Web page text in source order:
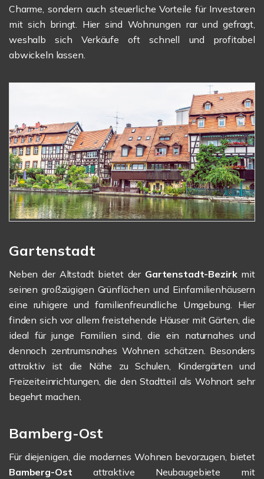
Charme, sondern auch steuerliche Vorteile für Investoren
mit sich bringt. Hier sind Wohnungen rar und gefragt,
weshalb sich Verkäufe oft schnell und profitabel
abwickeln lassen.
Gartenstadt
Neben der Altstadt bietet der Gartenstadt-Bezirkmit
seinen großzügigen Grünflächen und Einfamilienhäusern
eine ruhigere und familienfreundliche Umgebung. Hier
finden sich vor allem freistehende Häuser mit Gärten, die
ideal für junge Familien sind, die ein naturnahes und
dennoch zentrumsnahes Wohnen schätzen. Besonders
attraktiv ist die Nähe zu Schulen, Kindergärten und
Freizeiteinrichtungen, die den Stadtteil als Wohnort sehr
begehrt machen.
Bamberg-Ost
Für diejenigen, die modernes Wohnen bevorzugen, bietet
Bamberg-Ost attraktive Neubaugebiete mit